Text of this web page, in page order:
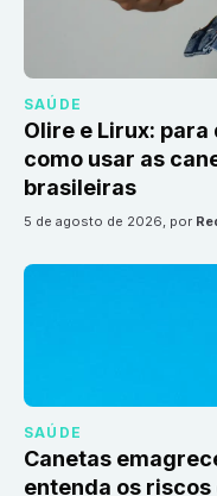
SAÚDE
Olire e Lirux:
como usar as
brasileiras
5 de agosto de 2026, por
SAÚDE
Canetas
entenda os riscos